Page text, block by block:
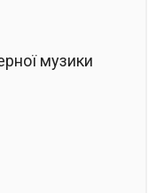
музики